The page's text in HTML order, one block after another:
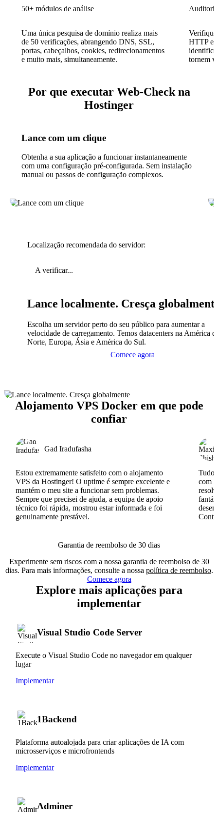
50+ módulos de análise
Uma única pesquisa de domínio realiza mais
de 50 verificações, abrangendo DNS, SSL,
portas, cabeçalhos, cookies, redirecionamentos
e muito mais, simultaneamente.
Auditoria
Verifique
HTTP
tornem
Por que executar Web-Check na
Hostinger
Lance com um clique
Obtenha a sua aplicação a funcionar instantaneamente
com uma configuração pré-configurada. Sem instalação
manual ou passos de configuração complexos.
Localização recomendada do servidor:
A verificar...
Lance localmente. Cresça
Escolha um servidor perto do seu público para aumentar a
velocidade de carregamento. Temos datacenters na América
Norte, Europa, Ásia e América do Sul.
Comece agora
Alojamento VPS Docker em que pode
confiar
Gad Iradufasha
Estou extremamente satisfeito com o alojamento
VPS da Hostinger! O uptime é sempre excelente e
mantém o meu site a funcionar sem problemas.
Sempre que precisei de ajuda, a equipa de apoio
técnico foi rápida, mostrou estar informada e foi
genuinamente prestável.
Tudo
com
Garantia de reembolso de 30 dias
Experimente sem riscos com a nossa garantia de reembolso de 30
dias. Para mais informações, consulte a nossa política de reembolso.
Comece agora
Explore mais aplicações para
implementar
Visual Studio Code Server
Execute o Visual Studio Code no navegador em qualquer
lugar
Implementar
1Backend
Plataforma autoalojada para criar aplicações de IA com
microsserviços e microfrontends
Implementar
Adminer